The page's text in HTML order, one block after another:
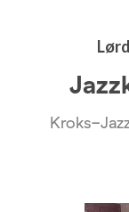
Kroks-